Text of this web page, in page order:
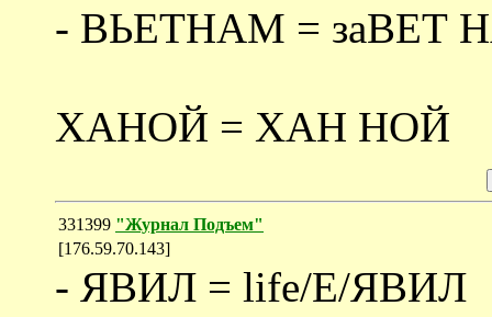
- ВЬЕТНАМ = заВЕТ
ХАНОЙ = ХАН НОЙ
331399 "Журнал Подъем"
[176.59.70.143]
- ЯВИЛ = life/Е/ЯВИЛ